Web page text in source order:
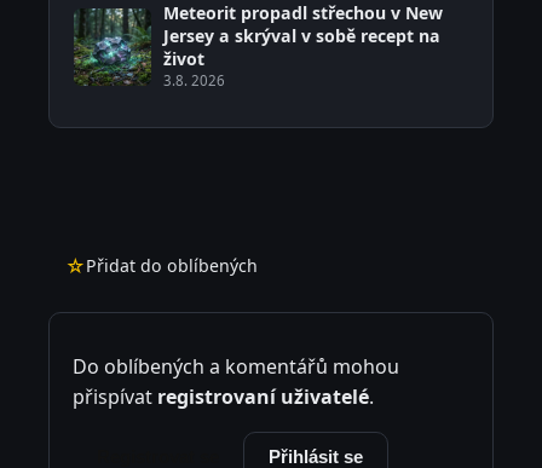
Meteorit propadl střechou v New
Jersey a skrýval v sobě recept na
život
3.8. 2026
☆Přidat do oblíbených
Do oblíbených a komentářů mohou
přispívat registrovaní uživatelé.
Přihlásit se